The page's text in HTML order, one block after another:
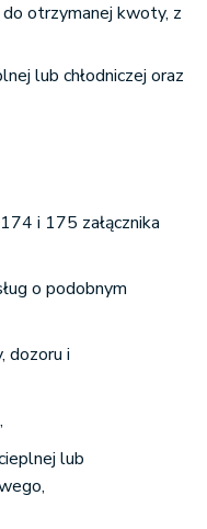
otrzymanej kwoty, z
lub chłodniczej oraz
i 175 załącznika
o podobnym
dozoru i
lub